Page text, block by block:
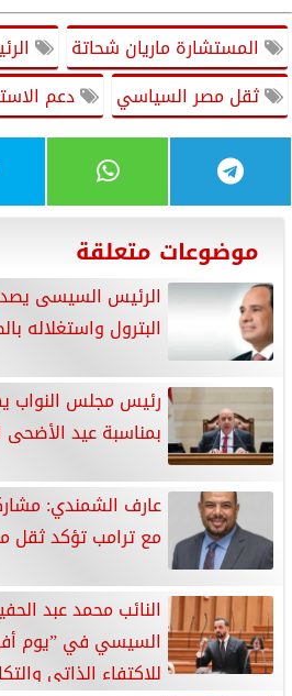
المستشارة ماريان شحاتة
ثقل مصر السياسي
دعم
موضوعات متعلقة
الرئيس السيسى
البترول واستغلاله
رئيس مجلس النواب
بمناسبة عيد الأضحى
عارف الشمندي:
مع ترامب تؤكد ثقل
النائب محمد عبد
السيسي في ”يوم
للاكتفاء الذاتي